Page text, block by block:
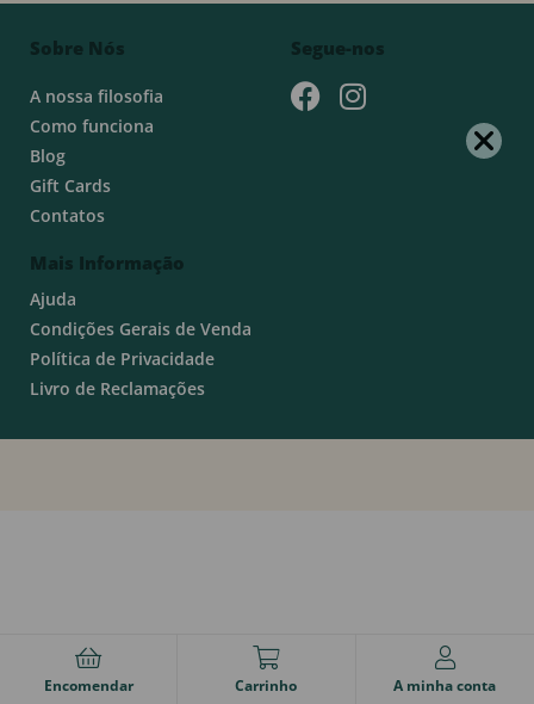
Sobre Nós
A nossa filosofia
Como funciona
Blog
Gift Cards
Contatos
Mais Informação
Ajuda
Condições Gerais de Venda
Política de Privacidade
Livro de Reclamações
Segue-nos
Encomendar Carrinho A minha conta